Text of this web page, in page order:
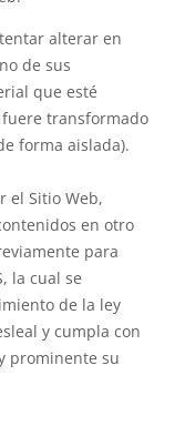
alterar en
de sus
que esté
transformado
forma aislada).
el Sitio Web,
en otro
para
la cual se
de la ley
y cumpla con
prominente su